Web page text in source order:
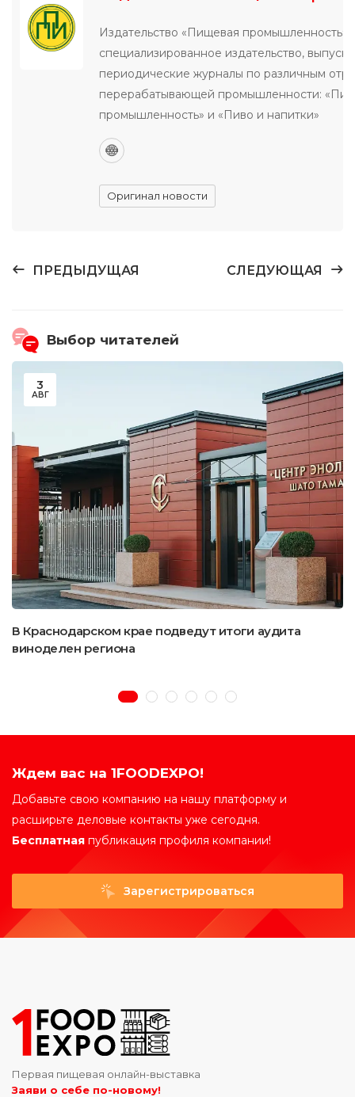
Издательство «Пищевая промышленность»
специализированное издательство,
периодические журналы по различным
перерабатывающей промышленности:
промышленность» и «Пиво и напитки»
Оригинал новости
ПРЕДЫДУЩАЯ СЛЕДУЮЩАЯ
Выбор читателей
3
АВГ
В Краснодарском крае подведут итоги аудита
виноделен региона
Ждем вас на 1FOODEXPO!
Добавьте свою компанию на нашу платформу и
расширьте деловые контакты уже сегодня.
Бесплатная публикация профиля компании!
Зарегистрироваться
Первая пищевая онлайн-выставка
Заяви о себе по-новому!